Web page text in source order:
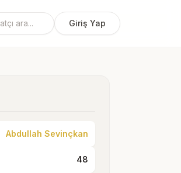
Giriş Yap
Abdullah Sevinçkan
48